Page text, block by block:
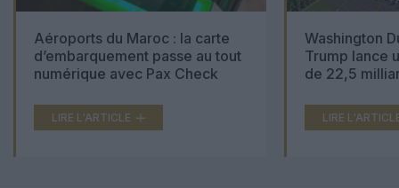
Aéroports du Maroc : la carte
d’embarquement passe au tout
numérique avec Pax Check
LIRE L'ARTICLE
Washington
Trump lance
de 22,5
LIRE